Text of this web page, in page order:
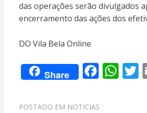
das operações serão divulgados
encerramento das ações dos
DO Vila Bela Online
Share F
e
W
POSTADO EM NOTICIAS